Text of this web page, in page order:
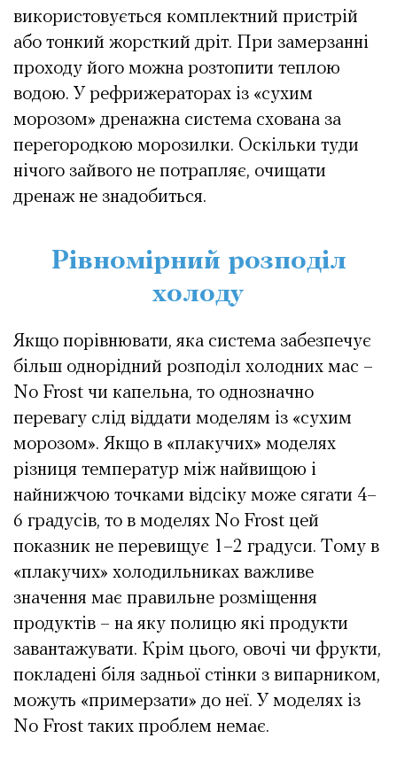
використовується комплектний пристрій
або тонкий жорсткий дріт. При замерзанні
проходу його можна розтопити теплою
водою. У рефрижераторах із «сухим
морозом» дренажна система схована за
перегородкою морозилки. Оскільки туди
нічого зайвого не потрапляє, очищати
дренаж не знадобиться.
Рівномірний розподіл
холоду
Якщо порівнювати, яка система забезпечує
більш однорідний розподіл холодних мас –
No Frost чи капельна, то однозначно
перевагу слід віддати моделям із «сухим
морозом». Якщо в «плакучих» моделях
різниця температур між найвищою і
найнижчою точками відсіку може сягати 4–
6 градусів, то в моделях No Frost цей
показник не перевищує 1–2 градуси. Тому в
«плакучих» холодильниках важливе
значення має правильне розміщення
продуктів – на яку полицю які продукти
завантажувати. Крім цього, овочі чи фрукти,
покладені біля задньої стінки з випарником,
можуть «примерзати» до неї. У моделях із
No Frost таких проблем немає.